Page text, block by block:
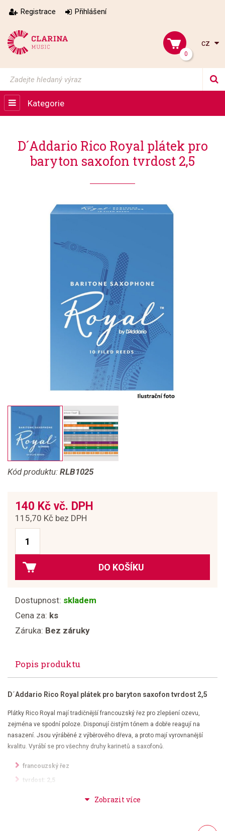
Registrace Přihlášení
0
cz
Kategorie
D´Addario Rico Royal plátek pro
baryton saxofon tvrdost 2,5
Kód produktu: RLB1025
140 Kč vč. DPH
115,70 Kč bez DPH
DO KOŠÍKU
Dostupnost: skladem
Cena za: ks
Záruka: Bez záruky
Popis produktu
D´Addario Rico Royal plátek pro baryton saxofon tvrdost 2,5
Plátky Rico Royal mají tradičnější francouzský řez pro zlepšení ozevu,
zejména ve spodní poloze. Disponují čistým tónem a dobře reagují na
nasazení. Jsou výráběné z výběrového dřeva, a proto mají vyrovnanější
kvalitu. Vyrábí se pro všechny druhy karinetů a saxofonů.
francouzský řez
tvrdost: 2,5